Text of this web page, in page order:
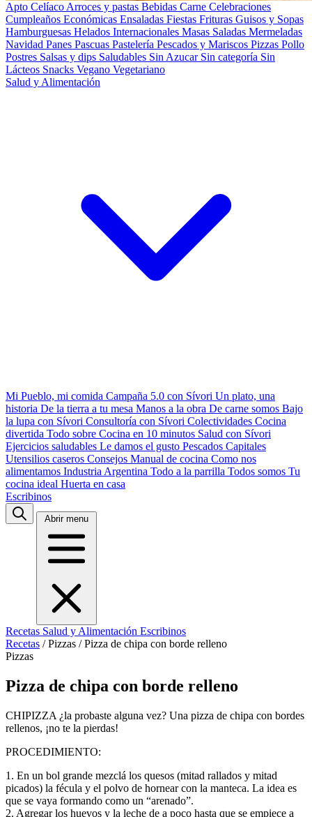
Apto Celíaco Arroces y pastas Bebidas Carne Celebraciones
Cumpleaños Económicas Ensaladas Fiestas Frituras Guisos y Sopas
Hamburguesas Helados Internacionales Masas Saladas Mermeladas
Navidad Panes Pascuas Pastelería Pescados y Mariscos Pizzas Pollo
Postres Salsas y dips Saludables Sin Azucar Sin categoría Sin
Lácteos Snacks Vegano Vegetariano
Salud y Alimentación
Mi Pueblo, mi comida Campaña 5.0 con Sívori Un plato, una
historia De la tierra a tu mesa Manos a la obra De carne somos Bajo
la lupa con Sívori Consultoría con Sívori Colectividades Cocina
divertida Todo sobre Cocina en 10 minutos Salud con Sívori
Ejercicios saludables Le damos el gusto Pescados Capitales
Utensilios caseros Consejos Manual de cocina Como nos
alimentamos Industria Argentina Todo a la parrilla Todos somos Tu
cocina ideal Huerta en casa
Escribinos
Abrir menu
Recetas Salud y Alimentación Escribinos
Recetas / Pizzas / Pizza de chipa con borde relleno
Pizzas
Pizza de chipa con borde relleno
CHIPIZZA ¿la probaste alguna vez? Una pizza de chipa con bordes
rellenos, ¡no te la pierdas!
PROCEDIMIENTO:
1. En un bol grande mezclá los quesos (mitad rallados y mitad
picados) la fécula y el polvo de hornear con la manteca. La idea es
que se vaya formando como un “arenado”.
2. Agregar los huevos y la leche de a poco hasta que se empiece a